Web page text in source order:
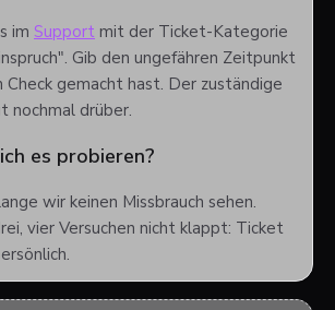
im Support mit der Ticket-Kategorie
Gib den ungefähren Zeitpunkt
Check gemacht hast. Der zuständige
nochmal drüber.
es probieren?
wir keinen Missbrauch sehen.
vier Versuchen nicht klappt: Ticket